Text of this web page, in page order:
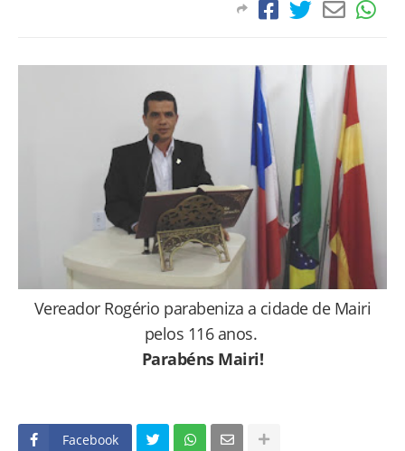
Vereador Rogério parabeniza a cidade de Mairi
pelos 116 anos.
Parabéns Mairi!
Facebook